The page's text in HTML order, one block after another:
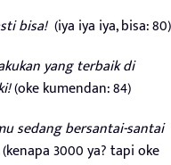
bisa! (iya iya iya, bisa: 80)
yang terbaik di
(oke kumendan: 84)
sedang bersantai-santai
(kenapa 3000 ya? tapi oke